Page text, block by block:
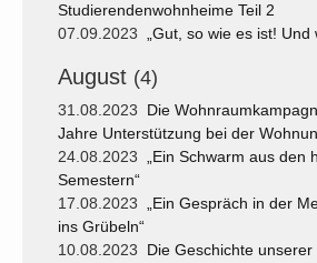
Studierendenwohnheime Teil 2
07.09.2023 „Gut, so wie es ist! Und
August (4)
31.08.2023
Die
Jahre Unterstützung bei der
24.08.2023 „Ein Schwarm aus den
Semestern“
17.08.2023 „Ein Gespräch in der
ins Grübeln“
10.08.2023
Die Geschichte unserer